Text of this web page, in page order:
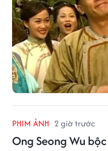
PHIM ẢNH 2 giờ trước
Ong Seong Wu